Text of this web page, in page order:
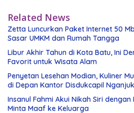
Related News
Zetta Luncurkan Paket Internet 50
Sasar UMKM dan Rumah Tangga
Libur Akhir Tahun di Kota Batu, Ini
Favorit untuk Wisata Alam
Penyetan Lesehan Modian, Kuliner
di Depan Kantor Disdukcapil Nganjuk
Insanul Fahmi Akui Nikah Siri dengan
Minta Maaf ke Keluarga